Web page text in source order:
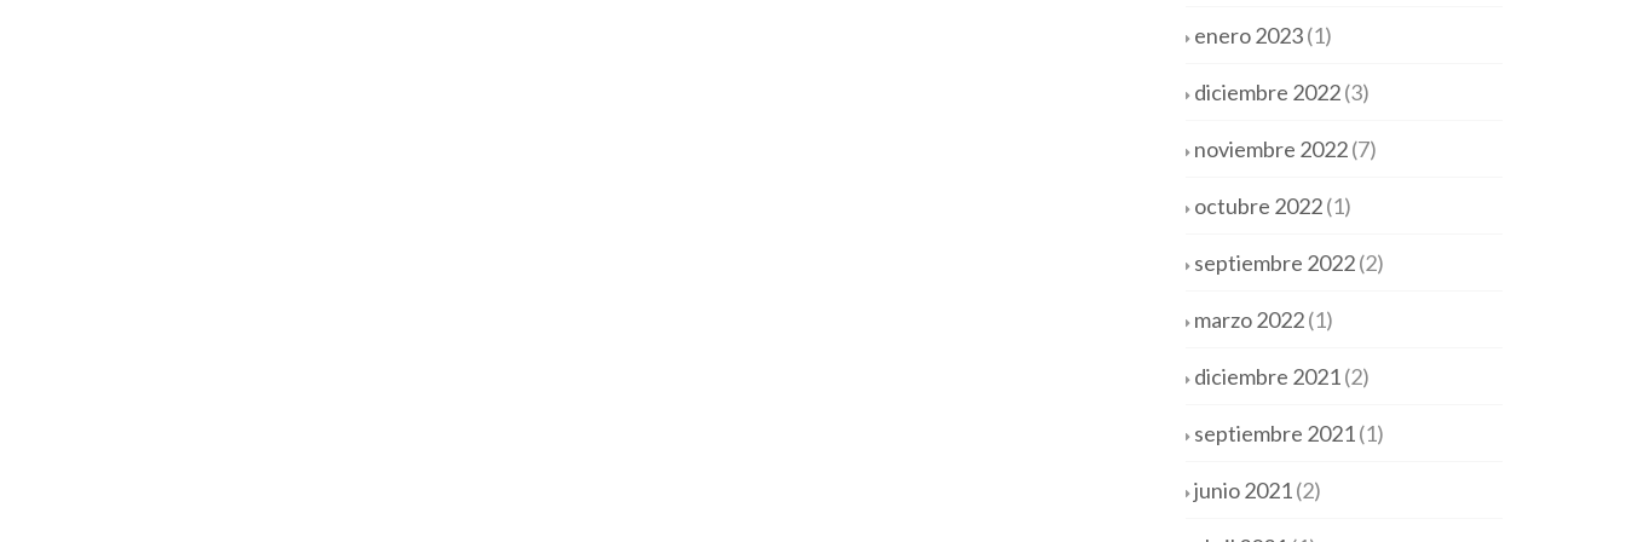
enero 2023(1)
diciembre 2022(3)
noviembre 2022(7)
octubre 2022(1)
septiembre 2022(2)
marzo 2022(1)
diciembre 2021(2)
septiembre 2021(1)
junio 2021(2)